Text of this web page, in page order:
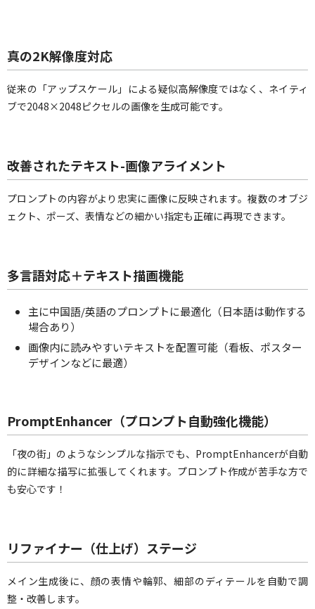
真の2K解像度対応
従来の「アップスケール」による疑似高解像度ではなく、ネイティ
ブで2048×2048ピクセルの画像を生成可能です。
改善されたテキスト-画像アライメント
プロンプトの内容がより忠実に画像に反映されます。複数のオブジ
ェクト、ポーズ、表情などの細かい指定も正確に再現できます。
多言語対応＋テキスト描画機能
主に中国語/英語のプロンプトに最適化（日本語は動作する
場合あり）
画像内に読みやすいテキストを配置可能（看板、ポスター
デザインなどに最適）
PromptEnhancer（プロンプト自動強化機能）
「夜の街」のようなシンプルな指示でも、PromptEnhancerが自動
的に詳細な描写に拡張してくれます。プロンプト作成が苦手な方で
も安心です！
リファイナー（仕上げ）ステージ
メイン生成後に、顔の表情や輪郭、細部のディテールを自動で調
整・改善します。